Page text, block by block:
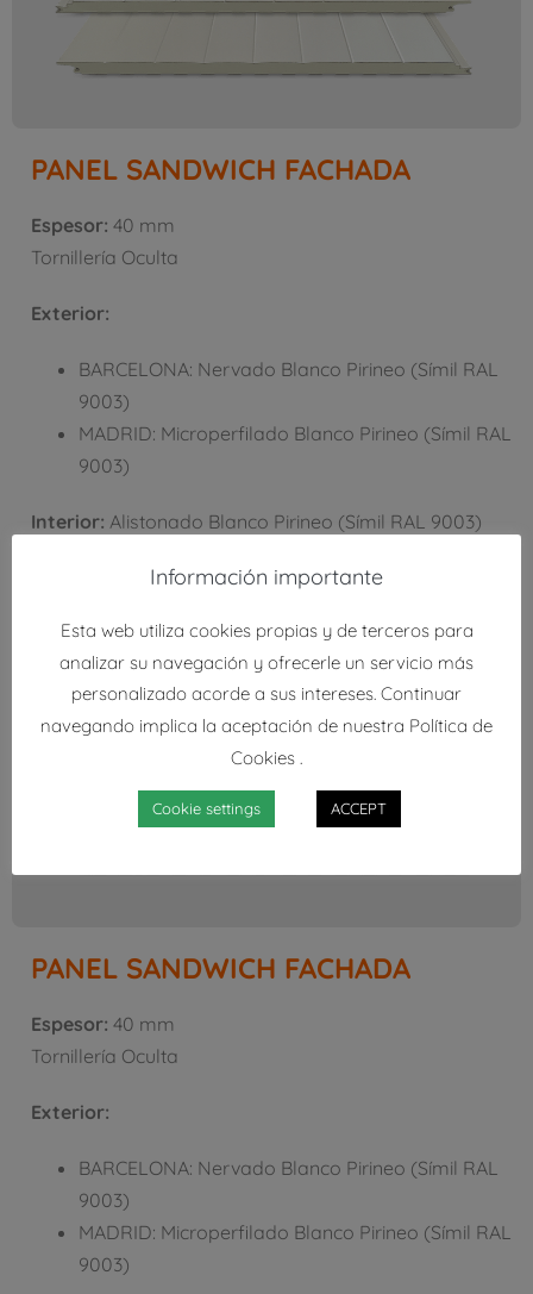
PANEL SANDWICH FACHADA
Espesor: 40 mm
Tornillería Oculta
Exterior:
BARCELONA: Nervado Blanco Pirineo (Símil RAL
9003)
MADRID: Microperfilado Blanco Pirineo (Símil RAL
9003)
Interior: Alistonado Blanco Pirineo (Símil RAL 9003)
Carga Máx 2 Apoyos:2.000mm/190Kg.
PANEL SANDWICH FACHADA
Espesor: 40 mm
Tornillería Oculta
Exterior:
BARCELONA: Nervado Blanco Pirineo (Símil RAL
9003)
MADRID: Microperfilado Blanco Pirineo (Símil RAL
9003)
Información importante
Esta web utiliza cookies propias y de terceros para
analizar su navegación y ofrecerle un servicio más
personalizado acorde a sus intereses. Continuar
navegando implica la aceptación de nuestra Política de
Cookies .
Cookie settings ACCEPT